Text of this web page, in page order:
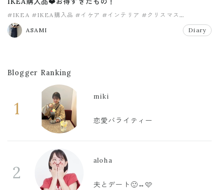
#IKEA #IKEA購入品 #イケア #インテリア #クリスマス
#クリスマスツリー
ASAMI
Diary
Blogger Ranking
1
miki
恋愛バライティー
2
aloha
夫とデート🙂‍↔️🩷